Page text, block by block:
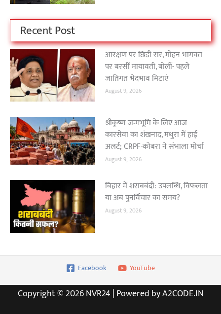
Recent Post
आरक्षण पर छिड़ी रार, मोहन भागवत
पर बरसीं मायावती, बोलीं- पहले
जातिगत भेदभाव मिटाएं
August 9, 2026
श्रीकृष्ण जन्मभूमि के लिए आज
कारसेवा का शंखनाद, मथुरा में हाई
अलर्ट; CRPF-कोबरा ने संभाला मोर्चा
August 9, 2026
बिहार में शराबबंदी: उपलब्धि, विफलता
या अब पुनर्विचार का समय?
August 9, 2026
Facebook YouTube
Copyright © 2026 NVR24 | Powered by A2CODE.IN